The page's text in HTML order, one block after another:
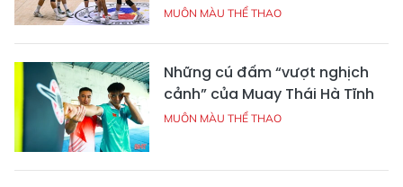
MUÔN MÀU THỂ THAO
Những cú đấm “vượt nghịch
cảnh” của Muay Thái Hà Tĩnh
MUÔN MÀU THỂ THAO